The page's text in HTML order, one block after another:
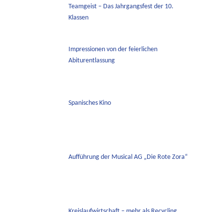
Teamgeist – Das Jahrgangsfest der 10.
Klassen
Impressionen von der feierlichen
Abiturentlassung
Spanisches Kino
Aufführung der Musical AG „Die Rote Zora“